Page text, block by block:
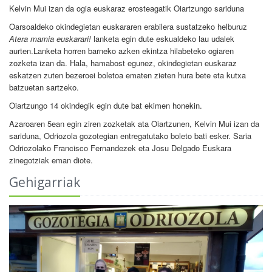
Kelvin Mui izan da ogia euskaraz erosteagatik Oiartzungo sariduna
Oarsoaldeko okindegietan euskararen erabilera sustatzeko helburuz
Atera mamia euskarari! lanketa egin dute eskualdeko lau udalek
aurten.Lanketa horren barneko azken ekintza hilabeteko ogiaren
zozketa izan da. Hala, hamabost egunez, okindegietan euskaraz
eskatzen zuten bezeroei boletoa ematen zieten hura bete eta kutxa
batzuetan sartzeko.
Oiartzungo 14 okindegik egin dute bat ekimen honekin.
Azaroaren 5ean egin ziren zozketak ata Oiartzunen, Kelvin Mui izan da
sariduna, Odriozola gozotegian entregatutako boleto bati esker. Saria
Odriozolako Francisco Fernandezek eta Josu Delgado Euskara
zinegotziak eman diote.
Gehigarriak